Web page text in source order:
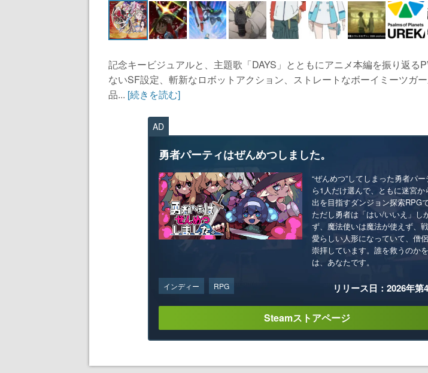
記念キービジュアルと、主題歌「DAYS」とともにアニメ本編を振り返る
ないSF設定、斬新なロボットアクション、ストレートなボーイミーツガ
品... [続きを読む]
AD
勇者パーティはぜんめつしました。
“ぜんめつ”してしまった勇者パ
ら1人だけ選んで、ともに迷宮か
出を目指すダンジョン探索RPGで
ただし勇者は「はい/いいえ」し
ず、魔法使いは魔法が使えず、
愛らしい人形になっていて、僧
崇拝しています。誰を救うのか
は、あなたです。
インディー RPG リリース日：2026年第
Steamストアページ